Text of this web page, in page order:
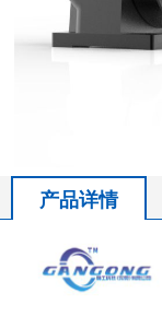
产品详情